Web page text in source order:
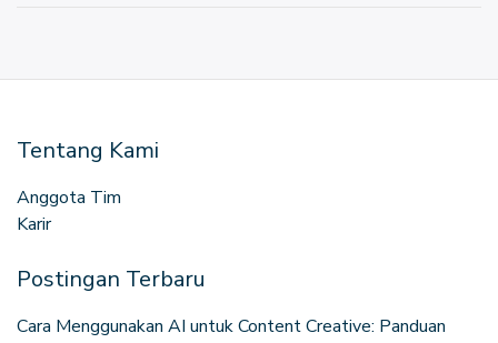
Tentang Kami
Anggota Tim
Karir
Postingan Terbaru
Cara Menggunakan AI untuk Content Creative: Panduan